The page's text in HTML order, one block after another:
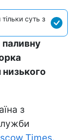
суть з
паливну
з
Times.